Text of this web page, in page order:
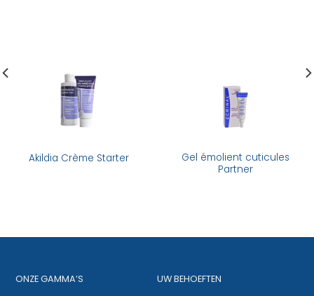
Akildia Crème Starter
Gel émolient cuticules
Partner
ONZE GAMMA’S UW BEHOEFTEN